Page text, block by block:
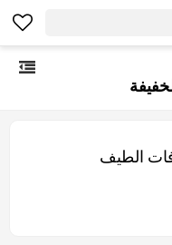
الطيف